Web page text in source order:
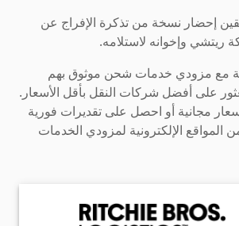
إحضار نسخة من تذكرة الإفراج عن
ريتشي وإخوانه لاستلامه.
مع مزودي خدمات شحن موثوق بهم
على أفضل شركات النقل بأقل الأسعار.
مجانية أو احصل على تقديرات فورية
المواقع الإلكترونية لمزودي الخدمات